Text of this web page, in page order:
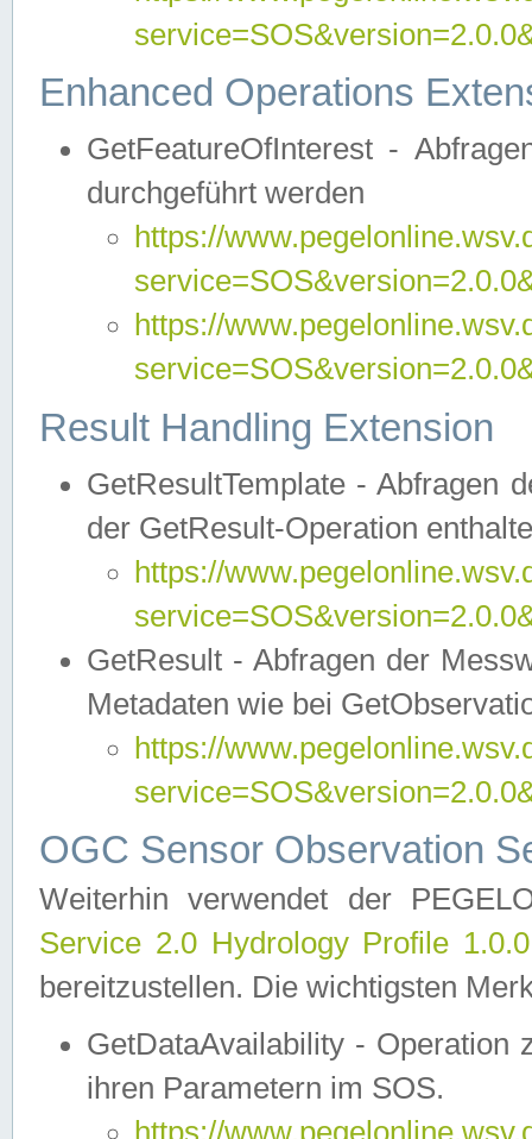
Enhanced Operations
GetFeatureOfInterest -
durchgeführt werden
https://
https://
Result Handling Extension
GetResultTemplate - Abfragen
der GetResult-Operation
https://
GetResult - Abfragen der
Metadaten wie bei
https://
OGC Sensor Observation
Weiterhin verwendet der
Service 2.0 Hydrology Profile
bereitzustellen. Die wichtigsten
GetDataAvailability - Operation
ihren Parametern im SOS.